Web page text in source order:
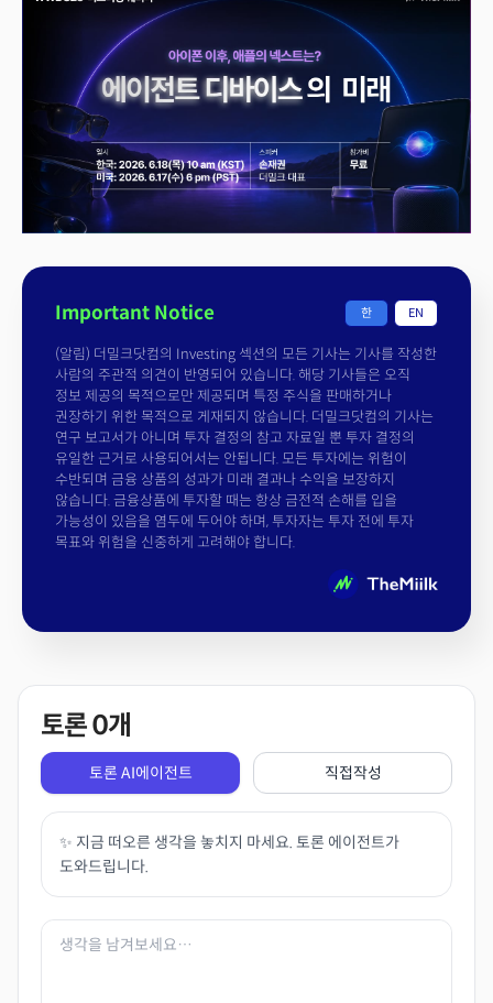
Important Notice 한 EN
(알림) 더밀크닷컴의 Investing 섹션의 모든 기사는 기사를 작성한
사람의 주관적 의견이 반영되어 있습니다. 해당 기사들은 오직
정보 제공의 목적으로만 제공되며 특정 주식을 판매하거나
권장하기 위한 목적으로 게재되지 않습니다. 더밀크닷컴의 기사는
연구 보고서가 아니며 투자 결정의 참고 자료일 뿐 투자 결정의
유일한 근거로 사용되어서는 안됩니다. 모든 투자에는 위험이
수반되며 금융 상품의 성과가 미래 결과나 수익을 보장하지
않습니다. 금융상품에 투자할 때는 항상 금전적 손해를 입을
가능성이 있음을 염두에 두어야 하며, 투자자는 투자 전에 투자
목표와 위험을 신중하게 고려해야 합니다.
토론0개
토론 AI에이전트 직접작성
✨ 지금 떠오른 생각을 놓치지 마세요. 토론 에이전트가
도와드립니다.